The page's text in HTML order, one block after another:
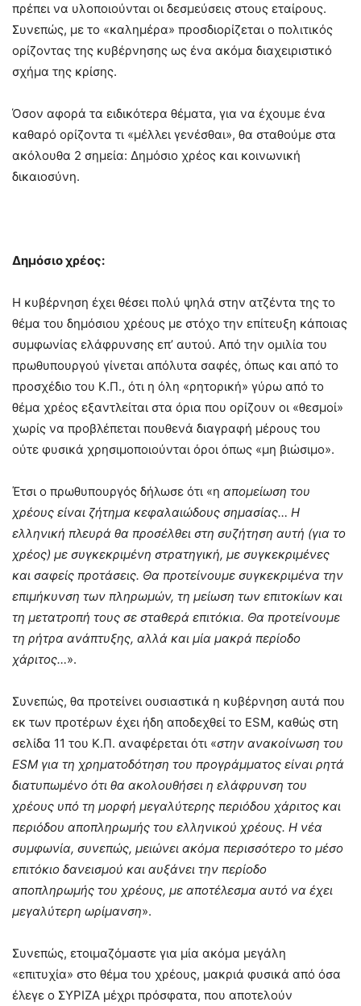
πρέπει να υλοποιούνται οι δεσμεύσεις στους εταίρους.
Συνεπώς, με το «καλημέρα» προσδιορίζεται ο πολιτικός
ορίζοντας της κυβέρνησης ως ένα ακόμα διαχειριστικό
σχήμα της κρίσης.
Όσον αφορά τα ειδικότερα θέματα, για να έχουμε ένα
καθαρό ορίζοντα τι «μέλλει γενέσθαι», θα σταθούμε στα
ακόλουθα 2 σημεία: Δημόσιο χρέος και κοινωνική
δικαιοσύνη.
Δημόσιο χρέος:
Η κυβέρνηση έχει θέσει πολύ ψηλά στην ατζέντα της το
θέμα του δημόσιου χρέους με στόχο την επίτευξη κάποιας
συμφωνίας ελάφρυνσης επ’ αυτού. Από την ομιλία του
πρωθυπουργού γίνεται απόλυτα σαφές, όπως και από το
προσχέδιο του Κ.Π., ότι η όλη «ρητορική» γύρω από το
θέμα χρέος εξαντλείται στα όρια που ορίζουν οι «θεσμοί»
χωρίς να προβλέπεται πουθενά διαγραφή μέρους του
ούτε φυσικά χρησιμοποιούνται όροι όπως «μη βιώσιμο».
Έτσι ο πρωθυπουργός δήλωσε ότι «η απομείωση του
χρέους είναι ζήτημα κεφαλαιώδους σημασίας… Η
ελληνική πλευρά θα προσέλθει στη συζήτηση αυτή (για το
χρέος) με συγκεκριμένη στρατηγική, με συγκεκριμένες
και σαφείς προτάσεις. Θα προτείνουμε συγκεκριμένα την
επιμήκυνση των πληρωμών, τη μείωση των επιτοκίων και
τη μετατροπή τους σε σταθερά επιτόκια. Θα προτείνουμε
τη ρήτρα ανάπτυξης, αλλά και μία μακρά περίοδο
χάριτος…».
Συνεπώς, θα προτείνει ουσιαστικά η κυβέρνηση αυτά που
εκ των προτέρων έχει ήδη αποδεχθεί το ESM, καθώς στη
σελίδα 11 του Κ.Π. αναφέρεται ότι «στην ανακοίνωση του
ESM για τη χρηματοδότηση του προγράμματος είναι ρητά
διατυπωμένο ότι θα ακολουθήσει η ελάφρυνση του
χρέους υπό τη μορφή μεγαλύτερης περιόδου χάριτος και
περιόδου αποπληρωμής του ελληνικού χρέους. Η νέα
συμφωνία, συνεπώς, μειώνει ακόμα περισσότερο το μέσο
επιτόκιο δανεισμού και αυξάνει την περίοδο
αποπληρωμής του χρέους, με αποτέλεσμα αυτό να έχει
μεγαλύτερη ωρίμανση».
Συνεπώς, ετοιμαζόμαστε για μία ακόμα μεγάλη
«επιτυχία» στο θέμα του χρέους, μακριά φυσικά από όσα
έλεγε ο ΣΥΡΙΖΑ μέχρι πρόσφατα, που αποτελούν